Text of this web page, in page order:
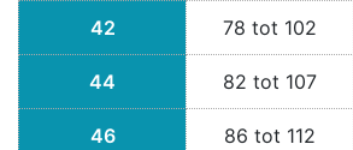
42 78 tot 102
44 82 tot 107
46 86 tot 112